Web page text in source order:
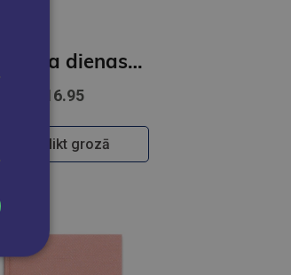
Skolotāja dienasgrāmata 26/27 Mācīšana ir superspēja
€16.95
Ielikt grozā